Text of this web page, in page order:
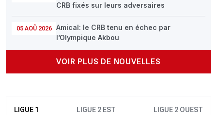
CRB fixés sur leurs adversaires
05 AOÛ 2026
Amical: le CRB tenu en échec par
l’Olympique Akbou
VOIR PLUS DE NOUVELLES
LIGUE 1 LIGUE 2 EST LIGUE 2 OUEST